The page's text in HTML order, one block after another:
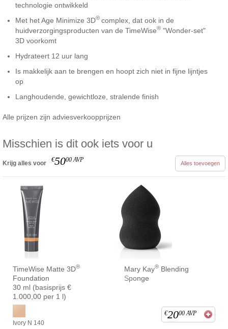
technologie ontwikkeld
Met het Age Minimize 3D® complex, dat ook in de
huidverzorgingsproducten van de TimeWise® "Wonder-set"
3D voorkomt
Hydrateert 12 uur lang
Is makkelijk aan te brengen en hoopt zich niet in fijne lijntjes
op
Langhoudende, gewichtloze, stralende finish
Alle prijzen zijn adviesverkoopprijzen
Misschien is dit ook iets voor u
Krijg alles voor €5000 AVP Alles toevoegen
TimeWise Matte 3D®
Foundation
30 ml (basisprijs €
1.000,00 per 1 l)
Ivory N 140
Mary Kay® Blending
Sponge
€2000 AVP